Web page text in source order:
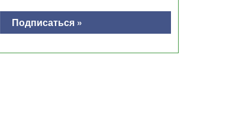
Подписаться »